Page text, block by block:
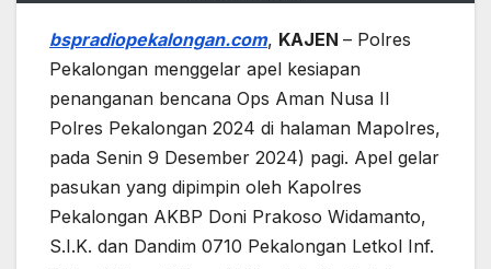
bspradiopekalongan.com, KAJEN – Polres
Pekalongan menggelar apel kesiapan
penanganan bencana Ops Aman Nusa II
Polres Pekalongan 2024 di halaman Mapolres,
pada Senin 9 Desember 2024) pagi. Apel gelar
pasukan yang dipimpin oleh Kapolres
Pekalongan AKBP Doni Prakoso Widamanto,
S.I.K. dan Dandim 0710 Pekalongan Letkol Inf.